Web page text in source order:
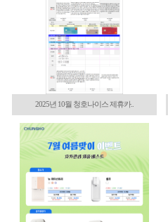
2025년 10월 청호나이스 제휴카..